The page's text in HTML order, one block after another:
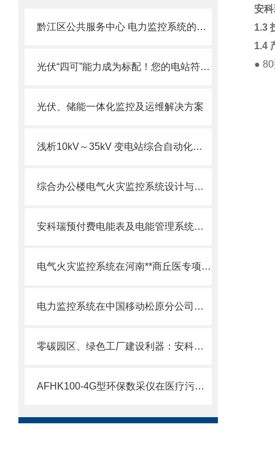
黔江区公共服务中心 电力监控系统的设计与应用
光伏“四可”能力成为标配！您的电站符合2025政策要求了吗？？
光伏、储能一体化监控及运维解决方案
浅析10kV～35kV 变电站综合自动化系统设计与应用
综合办公楼电气火灾监控系统设计与应用--安科瑞网易
安科瑞预付费电能表及电能管理系统的应用分析
电气火灾监控系统在河南**商丘医专项目上的应用
电力监控系统在中国移动松原分公司配电系统中的应用
零碳园区、绿色工厂建设利器：安科瑞12项功能对标全维度能力贴合工业新政
AFHK100-4G型环保数采仪在医疗污水监管领域的应用
安
1.3
1.4
●